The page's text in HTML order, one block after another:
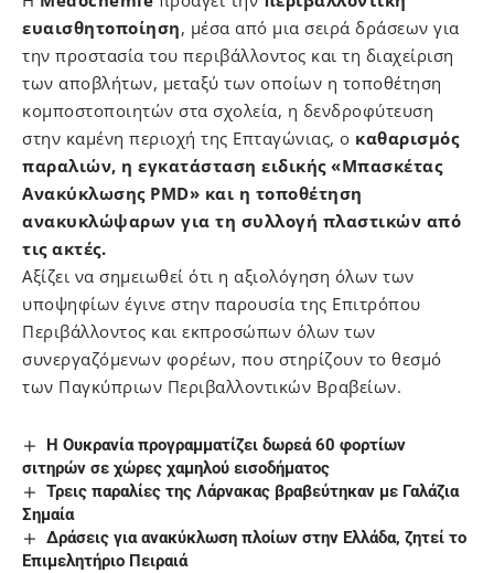
ευαισθητοποίηση, μέσα από μια σειρά δράσεων για
την προστασία του περιβάλλοντος και τη διαχείριση
των αποβλήτων, μεταξύ των οποίων η τοποθέτηση
κομποστοποιητών στα σχολεία, η δενδροφύτευση
στην καμένη περιοχή της Επταγώνιας, ο καθαρισμός
παραλιών, η εγκατάσταση ειδικής «Μπασκέτας
Ανακύκλωσης PMD» και η τοποθέτηση
ανακυκλώψαρων για τη συλλογή πλαστικών από
τις ακτές.
Αξίζει να σημειωθεί ότι η αξιολόγηση όλων των
υποψηφίων έγινε στην παρουσία της Επιτρόπου
Περιβάλλοντος και εκπροσώπων όλων των
συνεργαζόμενων φορέων, που στηρίζουν το θεσμό
των Παγκύπριων Περιβαλλοντικών Βραβείων.
Η Ουκρανία προγραμματίζει δωρεά 60 φορτίων
σιτηρών σε χώρες χαμηλού εισοδήματος
Τρεις παραλίες της Λάρνακας βραβεύτηκαν με Γαλάζια
Σημαία
Δράσεις για ανακύκλωση πλοίων στην Ελλάδα, ζητεί το
Επιμελητήριο Πειραιά